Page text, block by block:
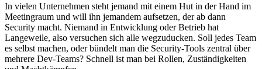
In vielen Unternehmen steht jemand mit einem Hut in der Hand im
Meetingraum und will ihn jemandem aufsetzen, der ab dann
Security macht. Niemand in Entwicklung oder Betrieb hat
Langeweile, also versuchen sich alle wegzuducken. Soll jedes Team
es selbst machen, oder bündelt man die Security-Tools zentral über
mehrere Dev-Teams? Schnell ist man bei Rollen, Zuständigkeiten